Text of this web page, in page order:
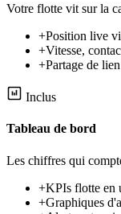
Votre flotte vit sur la
+Position live
+Vitesse,
+Partage de
Inclus
Tableau de bord
Les chiffres qui
+KPIs flotte en
+Graphiques